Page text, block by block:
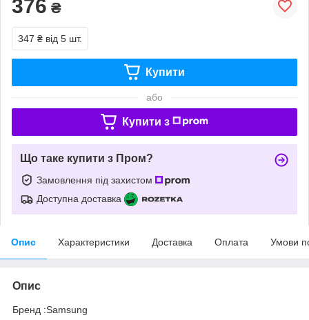
376 ₴
347 ₴ від 5 шт.
Купити
або
Купити з
Що таке купити з Пром?
Замовлення під захистом
Доступна доставка
Опис Характеристики Доставка Оплата Умови
Опис
Бренд :Samsung